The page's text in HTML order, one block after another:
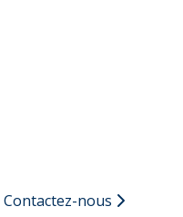
Contactez-nous